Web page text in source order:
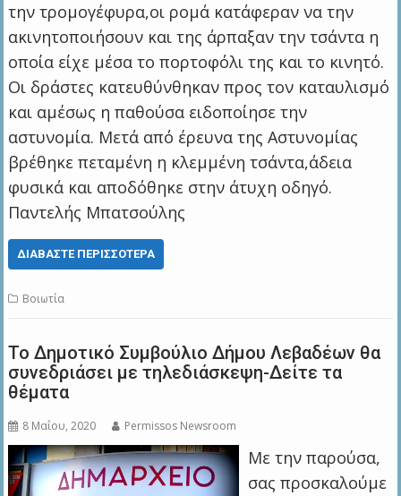
την τρομογέφυρα,οι ρομά κατάφεραν να την
ακινητοποιήσουν και της άρπαξαν την τσάντα η
οποία είχε μέσα το πορτοφόλι της και το κινητό.
Οι δράστες κατευθύνθηκαν προς τον καταυλισμό
και αμέσως η παθούσα ειδοποίησε την
αστυνομία. Μετά από έρευνα της Αστυνομίας
βρέθηκε πεταμένη η κλεμμένη τσάντα,άδεια
φυσικά και αποδόθηκε στην άτυχη οδηγό.
Παντελής Μπατσούλης
ΔΙΑΒΆΣΤΕ ΠΕΡΙΣΣΌΤΕΡΑ
Βοιωτία
Το Δημοτικό Συμβούλιο Δήμου Λεβαδέων θα
συνεδριάσει με τηλεδιάσκεψη-Δείτε τα
θέματα
8 Μαΐου, 2020 Permissos Newsroom
Με την παρούσα,
σας προσκαλούμε